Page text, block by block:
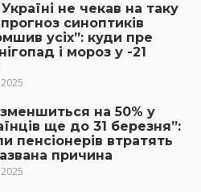
Україні не чекав на таку
синоптиків
усіх”: куди пре
і мороз у -21
зменшиться на 50% у
ще до 31 березня”:
пенсіонерів втратять
причина